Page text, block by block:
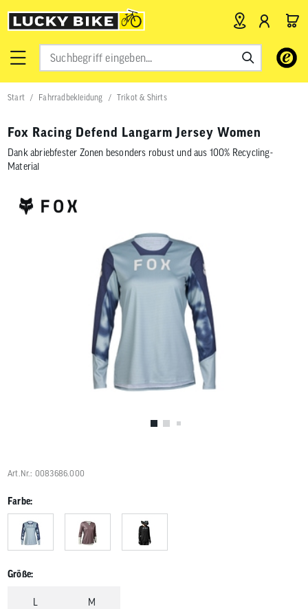
Verwende
Pfeile
nach
das
Start Fahrradbekleidung Trikot & Shirts
Fox Racing Defend Langarm Jersey Women
Dank abriebfester Zonen besonders robust und aus 100% Recycling-
Material
Art.Nr.: 0083686.000
Farbe:
Größe:
M